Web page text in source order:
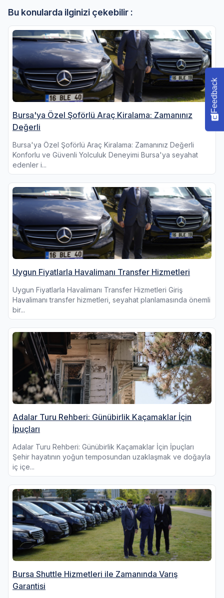
Bu konularda ilginizi çekebilir :
Bursa'ya Özel Şoförlü Araç Kiralama: Zamanınız
Değerli
Bursa'ya Özel Şoförlü Araç Kiralama: Zamanınız Değerli
Konforlu ve Güvenli Yolculuk Deneyimi Bursa'ya seyahat
edenler i...
Uygun Fiyatlarla Havalimanı Transfer Hizmetleri
Uygun Fiyatlarla Havalimanı Transfer Hizmetleri Giriş
Havalimanı transfer hizmetleri, seyahat planlamasında önemli
bir...
Adalar Turu Rehberi: Günübirlik Kaçamaklar İçin
İpuçları
Adalar Turu Rehberi: Günübirlik Kaçamaklar İçin İpuçları
Şehir hayatının yoğun temposundan uzaklaşmak ve doğayla
iç içe...
Bursa Shuttle Hizmetleri ile Zamanında Varış
Garantisi
Feedback